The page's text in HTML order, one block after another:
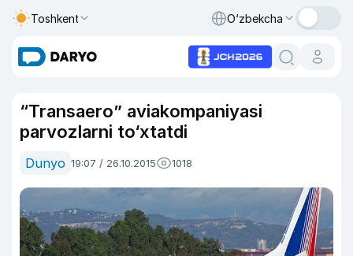
Toshkent O‘zbekcha
“Transaero” aviakompaniyasi
parvozlarni to‘xtatdi
Dunyo 19:07 / 26.10.2015 1018